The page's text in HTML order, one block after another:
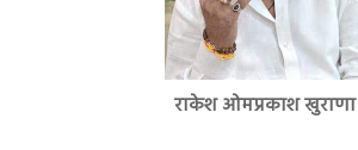
राकेश ओमप्रकाश खुराणा